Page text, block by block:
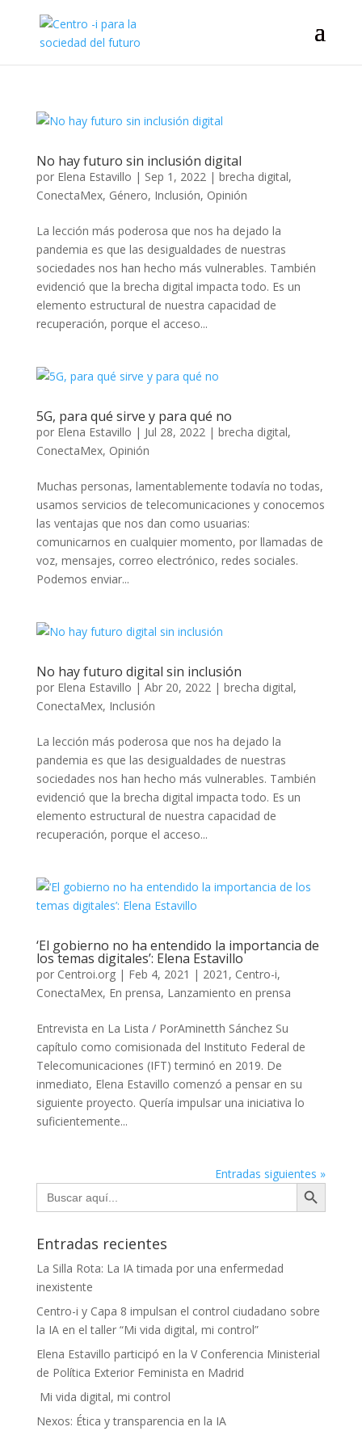
No hay futuro sin inclusión digital
por Elena Estavillo | Sep 1, 2022| brecha digital,
ConectaMex, Género, Inclusión, Opinión
La lección más poderosa que nos ha dejado la
pandemia es que las desigualdades de nuestras
sociedades nos han hecho más vulnerables. También
evidenció que la brecha digital impacta todo. Es un
elemento estructural de nuestra capacidad de
recuperación, porque el acceso...
5G, para qué sirve y para qué no
por Elena Estavillo | Jul 28, 2022| brecha digital,
ConectaMex, Opinión
Muchas personas, lamentablemente todavía no todas,
usamos servicios de telecomunicaciones y conocemos
las ventajas que nos dan como usuarias:
comunicarnos en cualquier momento, por llamadas de
voz, mensajes, correo electrónico, redes sociales.
Podemos enviar...
No hay futuro digital sin inclusión
por Elena Estavillo | Abr 20, 2022| brecha digital,
ConectaMex, Inclusión
La lección más poderosa que nos ha dejado la
pandemia es que las desigualdades de nuestras
sociedades nos han hecho más vulnerables. También
evidenció que la brecha digital impacta todo. Es un
elemento estructural de nuestra capacidad de
recuperación, porque el acceso...
‘El gobierno no ha entendido la importancia de
los temas digitales’: Elena Estavillo
por Centroi.org| Feb 4, 2021 | 2021 , Centro-i,
ConectaMex, En prensa, Lanzamiento en prensa
Entrevista en La Lista / PorAminetth Sánchez Su
capítulo como comisionada del Instituto Federal de
Telecomunicaciones (IFT) terminó en 2019. De
inmediato, Elena Estavillo comenzó a pensar en su
siguiente proyecto. Quería impulsar una iniciativa lo
suficientemente...
Entradas siguientes »
Buscar:
Botón de búsqueda
Entradas recientes
La Silla Rota: La IA timada por una enfermedad
inexistente
Centro-i y Capa 8 impulsan el control ciudadano sobre
la IA en el taller “Mi vida digital, mi control”
Elena Estavillo participó en la V Conferencia Ministerial
de Política Exterior Feminista en Madrid
Mi vida digital, mi control
Nexos: Ética y transparencia en la IA